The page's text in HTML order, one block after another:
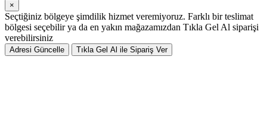
×
Seçtiğiniz bölgeye şimdilik hizmet veremiyoruz. Farklı bir teslimat
bölgesi seçebilir ya da en yakın mağazamızdan Tıkla Gel Al siparişi
verebilirsiniz
Adresi Güncelle Tıkla Gel Al ile Sipariş Ver